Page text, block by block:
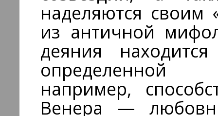
наделяются своим
из античной
деяния
определенной
например,
Венера —